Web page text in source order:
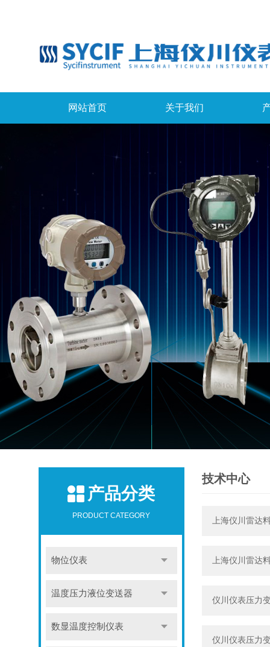
网站首页 关于我们
产品分类
PRODUCT CATEGORY
物位仪表
温度压力液位变送器
数显温度控制仪表
技术中心
上海仪川雷达
上海仪川雷达
仪川仪表压力
仪川仪表压力